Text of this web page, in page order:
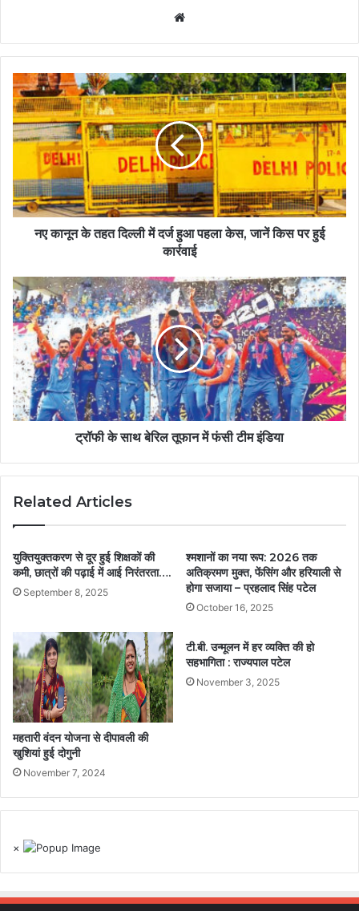
नए कानून के तहत दिल्ली में दर्ज हुआ पहला केस, जानें किस पर हुई
कार्रवाई
ट्रॉफी के साथ बेरिल तूफान में फंसी टीम इंडिया
Related Articles
युक्तियुक्तकरण से दूर हुई शिक्षकों की
कमी, छात्रों की पढ़ाई में आई निरंतरता….
September 8, 2025
श्मशानों का नया रूप: 2026 तक
अतिक्रमण मुक्त, फेंसिंग और हरियाली से
होगा सजाया – प्रहलाद सिंह पटेल
October 16, 2025
महतारी वंदन योजना से दीपावली की
खुशियां हुई दोगुनी
November 7, 2024
टी.बी. उन्मूलन में हर व्यक्ति की हो
सहभागिता : राज्यपाल पटेल
November 3, 2025
×